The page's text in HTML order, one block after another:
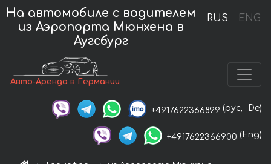
RUS ENG
На автомобиле с водителем
из Аэропорта Мюнхена в
Аугсбург
Авто-Аренда в Германии
+4917622366899 (рус, De)
+4917622366900 (Eng)